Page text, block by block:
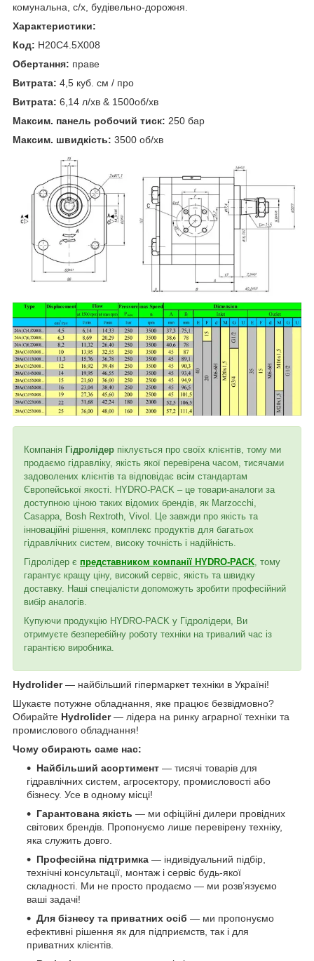
комунальна, с/х, будівельно-дорожня.
Характеристики:
Код: H20C4.5X008
Обертання: праве
Витрата: 4,5 куб. см / про
Витрата: 6,14 л/хв & 1500об/хв
Максим. панель робочий тиск: 250 бар
Максим. швидкість: 3500 об/хв
Компанія Гідролідер піклується про своїх клієнтів, тому ми
продаємо гідравліку, якість якої перевірена часом, тисячами
задоволених клієнтів та відповідає всім стандартам
Європейської якості. HYDRO-PACK – це товари-аналоги за
доступною ціною таких відомих брендів, як Marzocchi,
Casappa, Bosh Rextroth, Vivol. Це завжди про якість та
інноваційні рішення, комплекс продуктів для багатьох
гідравлічних систем, високу точність і надійність.
Гідролідер є представником компанії HYDRO-PACK , тому
гарантує кращу ціну, високий сервіс, якість та швидку
доставку. Наші спеціалісти допоможуть зробити професійний
вибір аналогів.
Купуючи продукцію HYDRO-PACK у Гідролідери, Ви
отримуєте безперебійну роботу техніки на тривалий час із
гарантією виробника.
Hydrolider— найбільший гіпермаркет техніки в Україні!
Шукаєте потужне обладнання, яке працює безвідмовно?
Обирайте Hydrolider— лідера на ринку аграрної техніки та
промислового обладнання!
Чому обирають саме нас:
Найбільший асортимент — тисячі товарів для
гідравлічних систем, агросектору, промисловості або
бізнесу. Усе в одному місці!
Гарантована якість — ми офіційні дилери провідних
світових брендів. Пропонуємо лише перевірену техніку,
яка служить довго.
Професійна підтримка — індивідуальний підбір,
технічні консультації, монтаж і сервіс будь-якої
складності. Ми не просто продаємо — ми розв’язуємо
ваші задачі!
Для бізнесу та приватних осіб — ми пропонуємо
ефективні рішення як для підприємств, так і для
приватних клієнтів.